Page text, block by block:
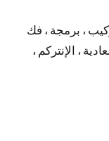
، برمجة ، فك
، الإنتركم ،